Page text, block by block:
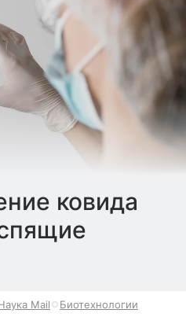
ковида
Mail Биотехнологии